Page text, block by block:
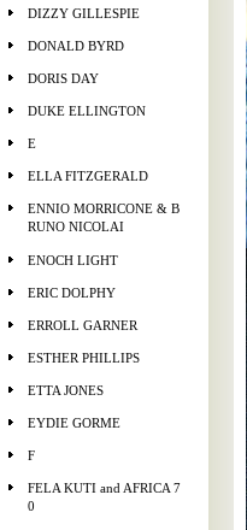
DIZZY GILLESPIE
DONALD BYRD
DORIS DAY
DUKE ELLINGTON
E
ELLA FITZGERALD
ENNIO MORRICONE & B
RUNO NICOLAI
ENOCH LIGHT
ERIC DOLPHY
ERROLL GARNER
ESTHER PHILLIPS
ETTA JONES
EYDIE GORME
F
FELA KUTI and AFRICA 7
0